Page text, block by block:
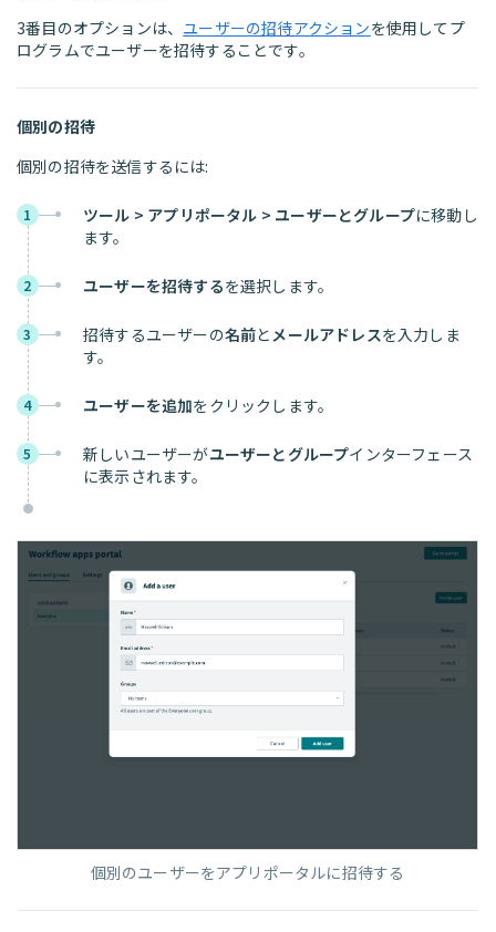
3番目のオプションは、 ユーザーの招待アクションを使用してプ
ログラムでユーザーを招待することです。
個別の招待
個別の招待を送信するには:
1 ツール > アプリポータル > ユーザーとグループに移動し
ます。
2 ユーザーを招待するを選択します。
3 招待するユーザーの名前と メールアドレスを入力しま
す。
4 ユーザーを追加をクリックします。
5 新しいユーザーがユーザーとグループインターフェース
に表示されます。
個別のユーザーをアプリポータルに招待する